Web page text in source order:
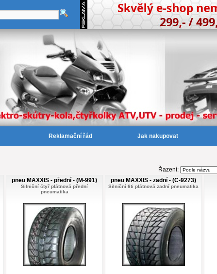
Reklamační řád Jak nakupovat
Řazení:
pneu MAXXIS - přední - (M-991)
Silniční čtyř plátnová přední
pneumatika
pneu MAXXIS - zadní - (C-9273)
Silniční 6ti plátnová zadní pneumatika